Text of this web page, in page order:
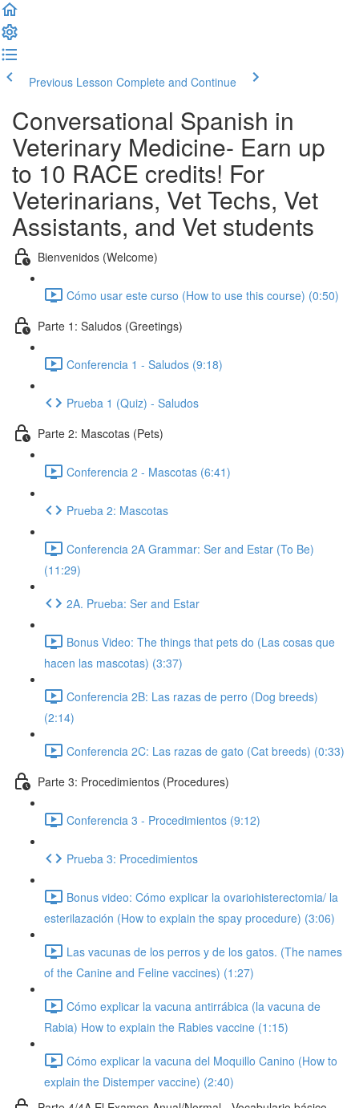
Previous Lesson Complete and Continue
Conversational Spanish in
Veterinary Medicine- Earn up
to 10 RACE credits! For
Veterinarians, Vet Techs, Vet
Assistants, and Vet students
Bienvenidos (Welcome)
Cómo usar este curso (How to use this course) (0:50)
Parte 1: Saludos (Greetings)
Conferencia 1 - Saludos (9:18)
Prueba 1 (Quiz) - Saludos
Parte 2: Mascotas (Pets)
Conferencia 2 - Mascotas (6:41)
Prueba 2: Mascotas
Conferencia 2A Grammar: Ser and Estar (To Be)
(11:29)
2A. Prueba: Ser and Estar
Bonus Video: The things that pets do (Las cosas que
hacen las mascotas) (3:37)
Conferencia 2B: Las razas de perro (Dog breeds)
(2:14)
Conferencia 2C: Las razas de gato (Cat breeds) (0:33)
Parte 3: Procedimientos (Procedures)
Conferencia 3 - Procedimientos (9:12)
Prueba 3: Procedimientos
Bonus video: Cómo explicar la ovariohisterectomia/ la
esterilazación (How to explain the spay procedure) (3:06)
Las vacunas de los perros y de los gatos. (The names
of the Canine and Feline vaccines) (1:27)
Cómo explicar la vacuna antirrábica (la vacuna de
Rabia) How to explain the Rabies vaccine (1:15)
Cómo explicar la vacuna del Moquillo Canino (How to
explain the Distemper vaccine) (2:40)